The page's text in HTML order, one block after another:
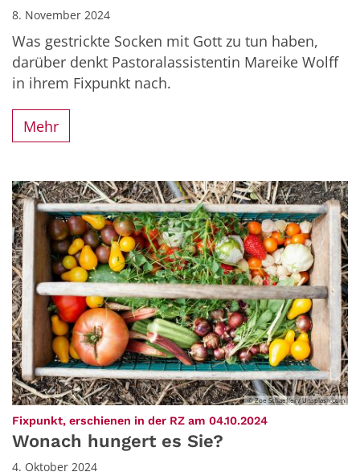
8. November 2024
Was gestrickte Socken mit Gott zu tun haben,
darüber denkt Pastoralassistentin Mareike Wolff
in ihrem Fixpunkt nach.
Mehr
© Zoe Schaeffer / Unsplash.com
Fixpunkt, erschienen in der RZ am 04.10.2024:
Wonach hungert es Sie?
4. Oktober 2024